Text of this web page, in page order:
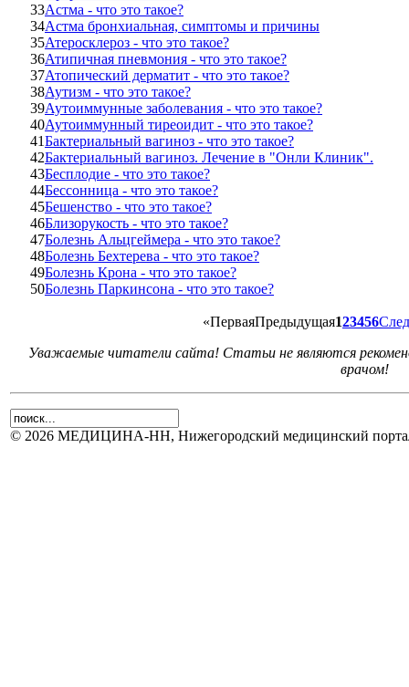
33Астма - что это такое?
34Астма бронхиальная, симптомы и причины
35Атеросклероз - что это такое?
36Атипичная пневмония - что это такое?
37Атопический дерматит - что это такое?
38Аутизм - что это такое?
39Аутоиммунные заболевания - что это такое?
40Аутоиммунный тиреоидит - что это такое?
41Бактериальный вагиноз - что это такое?
42Бактериальный вагиноз. Лечение в "Онли Клиник".
43Бесплодие - что это такое?
44Бессонница - что это такое?
45Бешенство - что это такое?
46Близорукость - что это такое?
47Болезнь Альцгеймера - что это такое?
48Болезнь Бехтерева - что это такое?
49Болезнь Крона - что это такое?
50Болезнь Паркинсона - что это такое?
«ПерваяПредыдущая123456
Уважаемые читатели сайта! Статьи не являются
врачом!
© 2026 МЕДИЦИНА-НН, Нижегородский медицинский